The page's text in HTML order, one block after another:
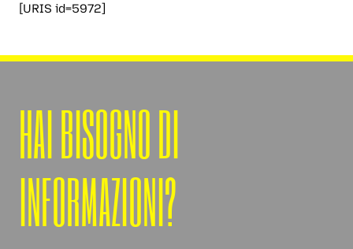
[URIS id=5972]
HAI BISOGNO DI
INFORMAZIONI?